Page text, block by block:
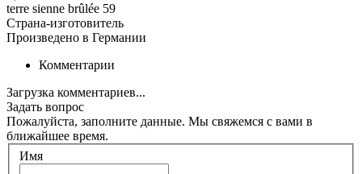
terre sienne brûlée 59
Страна-изготовитель
Произведено в Германии
Комментарии
Загрузка комментариев...
Задать вопрос
Пожалуйста, заполните данные. Мы свяжемся с вами в
ближайшее время.
Имя